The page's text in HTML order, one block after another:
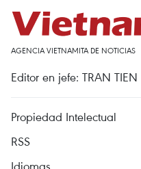
AGENCIA VIETNAMITA DE NOTICIAS
Editor en jefe: TRAN
Propiedad Intelectual
RSS